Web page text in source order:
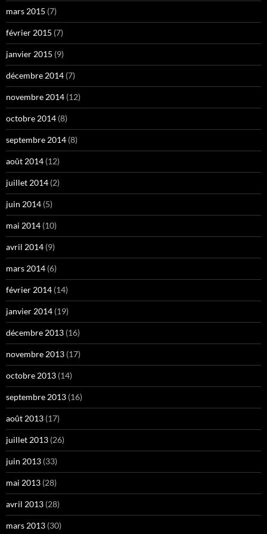
mars 2015 (7)
février 2015 (7)
janvier 2015 (9)
décembre 2014 (7)
novembre 2014 (12)
octobre 2014 (8)
septembre 2014 (8)
août 2014 (12)
juillet 2014 (2)
juin 2014 (5)
mai 2014 (10)
avril 2014 (9)
mars 2014 (6)
février 2014 (14)
janvier 2014 (19)
décembre 2013 (16)
novembre 2013 (17)
octobre 2013 (14)
septembre 2013 (16)
août 2013 (17)
juillet 2013 (26)
juin 2013 (33)
mai 2013 (28)
avril 2013 (28)
mars 2013 (30)